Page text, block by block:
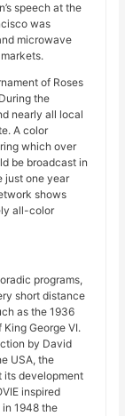
speech at the
was
microwave
of Roses
the
nearly all local
A color
which over
be broadcast in
just one year
shows
all-color
programs,
short distance
as the 1936
George VI.
by David
USA, the
its development
inspired
1948 the